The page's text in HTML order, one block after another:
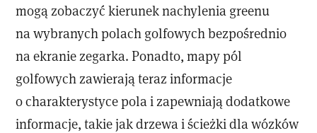
mogą zobaczyć kierunek nachylenia greenu
na wybranych polach golfowych bezpośrednio
na ekranie zegarka. Ponadto, mapy pól
golfowych zawierają teraz informacje
o charakterystyce pola i zapewniają dodatkowe
informacje, takie jak drzewa i ścieżki dla wózków